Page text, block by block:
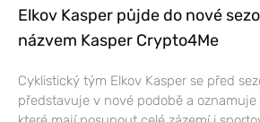
Elkov Kasper půjde do nové
názvem Kasper Crypto4Me
Cyklistický tým Elkov Kasper se před
představuje v nové podobě a oznamuje